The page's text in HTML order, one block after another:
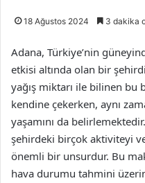
18 Ağustos 2024 3 dakika
Adana, Türkiye’nin
etkisi altında olan bir
yağış miktarı ile bilinen bu
kendine çekerken, aynı
yaşamını da
şehirdeki birçok aktiviteyi
önemli bir unsurdur. Bu
hava durumu tahmini